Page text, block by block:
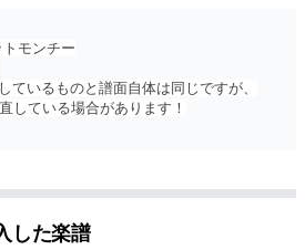
モンチー
ているものと譜面自体は同じですが、
している場合があります！
した楽譜